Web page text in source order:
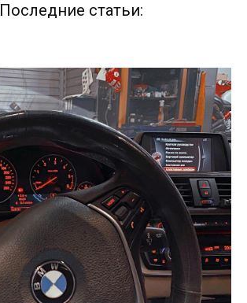
Последние статьи: